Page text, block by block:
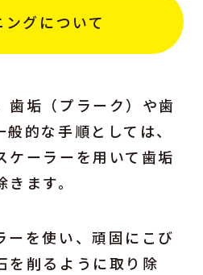
ングについて
歯垢（プラーク）や歯
的な手順としては、
ケーラーを用いて歯垢
ます。
ーを使い、頑固にこび
を削るように取り除